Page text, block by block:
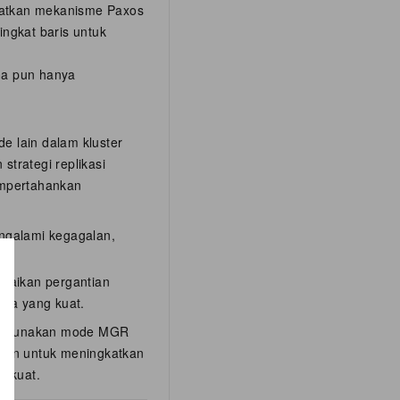
mekanisme Paxos
baris untuk
pun hanya
lain dalam kluster
strategi replikasi
kegagalan,
pergantian
yang kuat.
mode MGR
untuk meningkatkan
kuat.